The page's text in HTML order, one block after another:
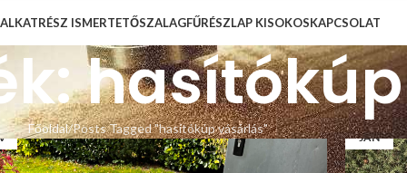
ALKATRÉSZ ISMERTETŐSZALAGFŰRÉSZLAP KISOKOSKAPCSOLAT
Főoldal Posts Tagged "hasítókúp vásárlás" 18
JAN